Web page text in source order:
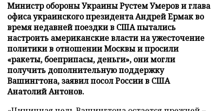
Министр обороны Украины Рустем Умеров и глава
офиса украинского президента Андрей Ермак во
время недавней поездки в США пытались
настроить американские власти на ужесточение
политики в отношении Москвы и просили
«ракеты, боеприпасы, деньги», они могли
получить дополнительную поддержку
Вашингтона, заявил посол России в США
Анатолий Антонов.